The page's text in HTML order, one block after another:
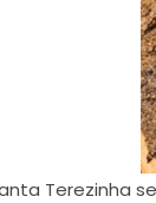
Terezinha